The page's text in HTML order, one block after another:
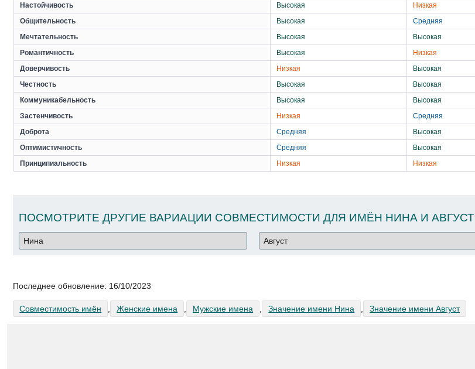
Настойчивость
Высокая
Низкая
Общительность
Высокая
Средняя
Мечтательность
Высокая
Высокая
Романтичность
Высокая
Низкая
Доверчивость
Низкая
Высокая
Честность
Высокая
Высокая
Коммуникабельность
Высокая
Высокая
Застенчивость
Низкая
Средняя
Доброта
Средняя
Высокая
Оптимистичность
Средняя
Высокая
Принципиальность
Низкая Низкая
ПОСМОТРИТЕ ДРУГИЕ ВАРИАЦИИ СОВМЕСТИМОСТИ ДЛЯ ИМЁН НИНА И АВГУСТ
Последнее обновление: 16/10/2023
Совместимость имён Женские имена Мужские имена Значение имени Нина Значение имени Август